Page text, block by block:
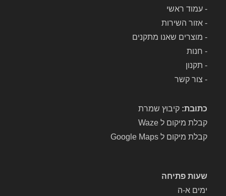
-עמוד ראשי
-אזור השירות
- מוצרים שאנו מתקנים
- חנות
- תקנון
- צור קשר
כתובת: קיבוץ שמרת
קבלת מיקום ל Waze
קבלת מיקום ל Google Maps
שעות פתיחה
ימים א-ה